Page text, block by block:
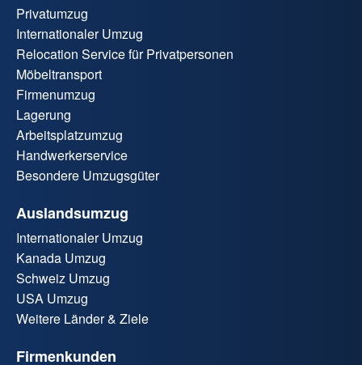
Privatumzug
Internationaler Umzug
Relocation Service für Privatpersonen
Möbeltransport
Firmenumzug
Lagerung
Arbeitsplatzumzug
Handwerkerservice
Besondere Umzugsgüter
Auslandsumzug
Internationaler Umzug
Kanada Umzug
Schweiz Umzug
USA Umzug
Weitere Länder & Ziele
Firmenkunden